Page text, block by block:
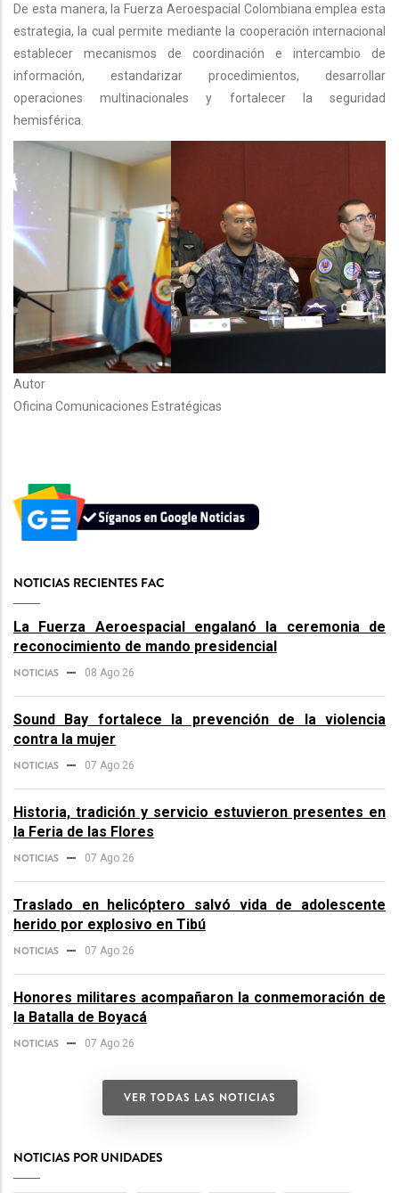
De esta manera, la Fuerza Aeroespacial Colombiana emplea esta
estrategia, la cual permite mediante la cooperación internacional
establecer mecanismos de coordinación e intercambio de
información, estandarizar procedimientos, desarrollar
operaciones multinacionales y fortalecer la seguridad
hemisférica.
Autor
Oficina Comunicaciones Estratégicas
NOTICIAS RECIENTES FAC
La Fuerza Aeroespacial engalanó la ceremonia de
reconocimiento de mando presidencial
NOTICIAS 08 Ago 26
Sound Bay fortalece la prevención de la violencia
contra la mujer
NOTICIAS 07 Ago 26
Historia, tradición y servicio estuvieron presentes en
la Feria de las Flores
NOTICIAS 07 Ago 26
Traslado en helicóptero salvó vida de adolescente
herido por explosivo en Tibú
NOTICIAS 07 Ago 26
Honores militares acompañaron la conmemoración de
la Batalla de Boyacá
NOTICIAS 07 Ago 26
VER TODAS LAS NOTICIAS
NOTICIAS POR UNIDADES